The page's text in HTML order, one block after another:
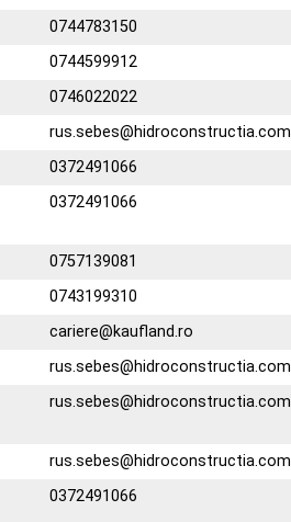
0744783150
0744599912
0746022022
rus.sebes@hidroconstructia.com
0372491066
0372491066
0757139081
0743199310
cariere@kaufland.ro
rus.sebes@hidroconstructia.com
rus.sebes@hidroconstructia.com
rus.sebes@hidroconstructia.com
0372491066